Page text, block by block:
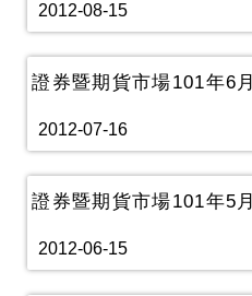
2012-08-15
證券暨期貨市場101年6
2012-07-16
證券暨期貨市場101年5
2012-06-15